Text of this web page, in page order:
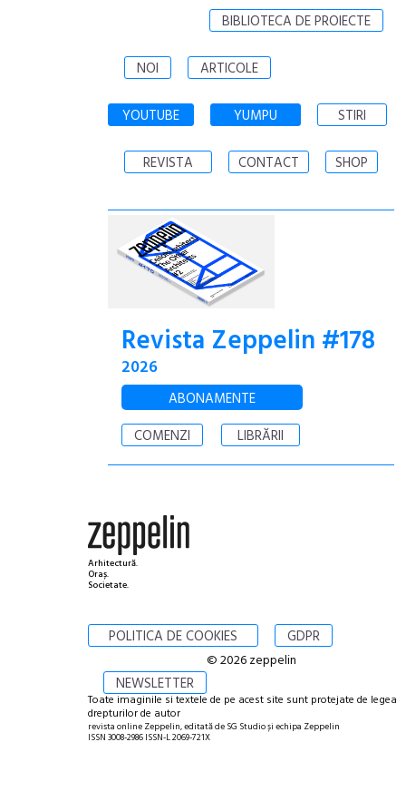
BIBLIOTECA DE PROIECTE
NOI ARTICOLE
YOUTUBE YUMPU STIRI
REVISTA CONTACT SHOP
Revista Zeppelin #178
2026
ABONAMENTE
COMENZI
LIBRĂRII
Arhitectură.
Oraș.
Societate.
POLITICA DE COOKIES GDPR
NEWSLETTER
© 2026 zeppelin
Toate imaginile si textele de pe acest site sunt protejate de legea
drepturilor de autor
revista online Zeppelin, editată de SG Studio și echipa Zeppelin
ISSN 3008-2986 ISSN-L 2069-721X